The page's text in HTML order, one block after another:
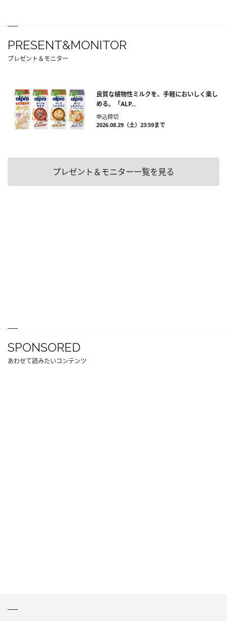
PRESENT&MONITOR
プレゼント＆モニター
良質な植物性ミルクを、手軽においしく楽し
める。「ALP...
申込締切
2026.08.29（土）23:59まで
プレゼント＆モニター一覧を見る
SPONSORED
あわせて読みたいコンテンツ